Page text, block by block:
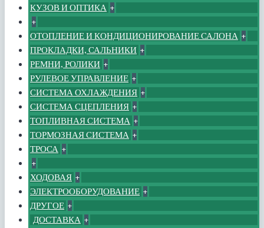
КУЗОВ И ОПТИКА +
+
ОТОПЛЕНИЕ И КОНДИЦИОНИРОВАНИЕ САЛОНА +
ПРОКЛАДКИ, САЛЬНИКИ +
РЕМНИ, РОЛИКИ +
РУЛЕВОЕ УПРАВЛЕНИЕ +
СИСТЕМА ОХЛАЖДЕНИЯ +
СИСТЕМА СЦЕПЛЕНИЯ +
ТОПЛИВНАЯ СИСТЕМА +
ТОРМОЗНАЯ СИСТЕМА +
ТРОСА +
+
ХОДОВАЯ +
ЭЛЕКТРООБОРУДОВАНИЕ +
ДРУГОЕ +
ДОСТАВКА +